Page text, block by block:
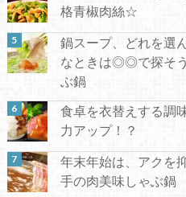
格青椒肉絲☆
鍋スープ、どれを選
なときは◎◎で探そ
ぶ鍋
食卓を衣替えする調
力アップ！？
年末年始は、アクを
手の肉美味しゃぶ鍋